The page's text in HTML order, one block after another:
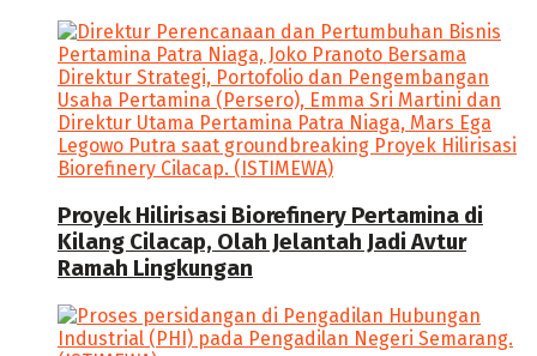
Proyek Hilirisasi Biorefinery Pertamina di
Kilang Cilacap, Olah Jelantah Jadi Avtur
Ramah Lingkungan